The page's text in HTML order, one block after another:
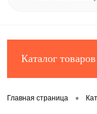
Каталог товаров
Главная страница •